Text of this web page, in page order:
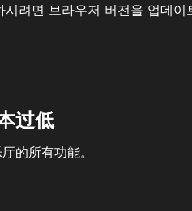
려면 브라우저 버전을 업데이
过低
的所有功能。